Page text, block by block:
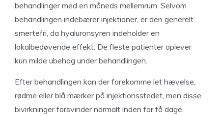
behandlinger med en måneds mellemrum. Selvom
behandlingen indebærer injektioner, er den generelt
smertefri, da hyaluronsyren indeholder en
lokalbedøvende effekt. De fleste patienter oplever
kun milde ubehag under behandlingen.
Efter behandlingen kan der forekomme let hævelse,
rødme eller blå mærker på injektionsstedet, men disse
bivirkninger forsvinder normalt inden for få dage.